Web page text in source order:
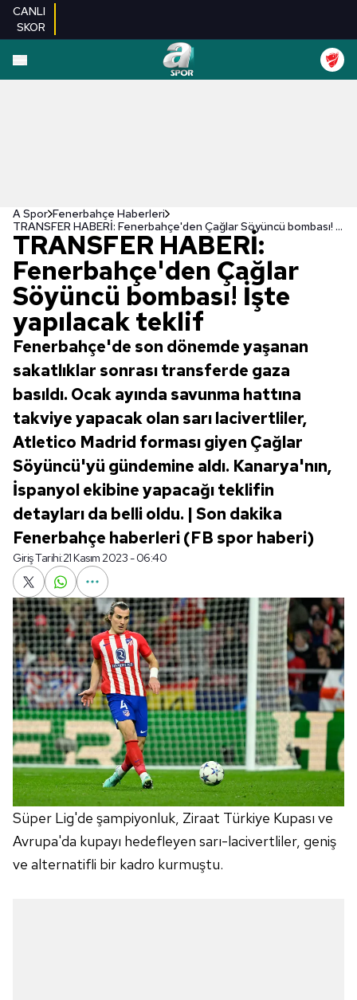
CANLI
SKOR
A Spor Fenerbahçe Haberleri
TRANSFER HABERİ: Fenerbahçe'den Çağlar Söyüncü bombası! İşte yapılacak teklif
TRANSFER HABERİ:
Fenerbahçe'den Çağlar
Söyüncü bombası! İşte
yapılacak teklif
Fenerbahçe'de son dönemde yaşanan
sakatlıklar sonrası transferde gaza
basıldı. Ocak ayında savunma hattına
takviye yapacak olan sarı lacivertliler,
Atletico Madrid forması giyen Çağlar
Söyüncü'yü gündemine aldı. Kanarya'nın,
İspanyol ekibine yapacağı teklifin
detayları da belli oldu. | Son dakika
Fenerbahçe haberleri (FB spor haberi)
Giriş Tarihi:21 Kasım 2023 - 06:40
Süper Lig'de şampiyonluk, Ziraat Türkiye Kupası ve
Avrupa'da kupayı hedefleyen sarı-lacivertliler, geniş
ve alternatifli bir kadro kurmuştu.